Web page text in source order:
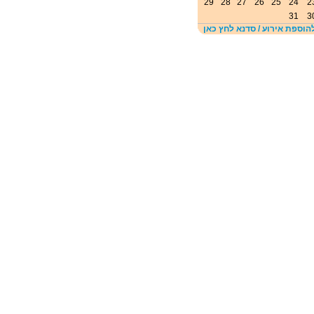
24
25
26
27
28
29
31
אירוע / סדנא לחץ כאן